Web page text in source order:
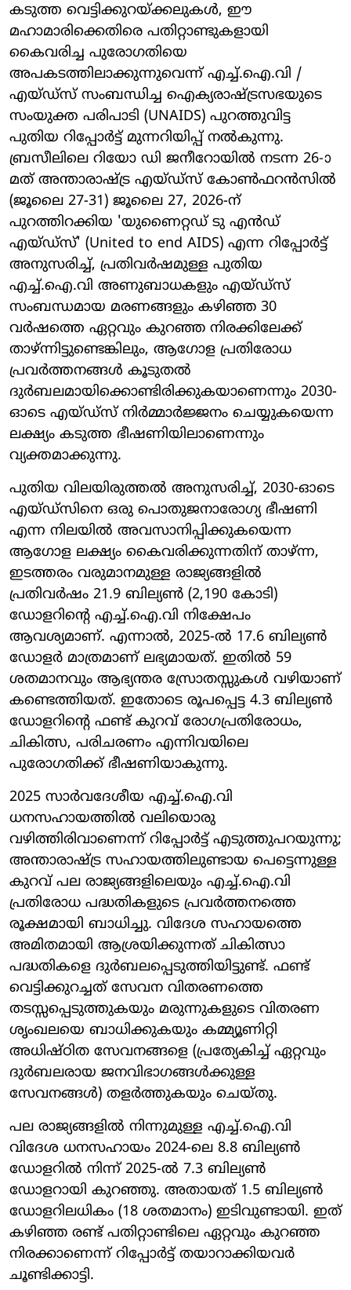
കടുത്ത വെട്ടിക്കുറയ്ക്കലുകൾ, ഈ
മഹാമാരിക്കെതിരെ പതിറ്റാണ്ടുകളായി
കൈവരിച്ച പുരോഗതിയെ
അപകടത്തിലാക്കുന്നുവെന്ന് എച്ച്.ഐ.വി /
എയ്ഡ്സ് സംബന്ധിച്ച ഐക്യരാഷ്ട്രസഭയുടെ
സംയുക്ത പരിപാടി (UNAIDS) പുറത്തുവിട്ട
പുതിയ റിപ്പോർട്ട് മുന്നറിയിപ്പ് നൽകുന്നു.
ബ്രസീലിലെ റിയോ ഡി ജനീറോയിൽ നടന്ന 26-ാ
മത് അന്താരാഷ്ട്ര എയ്ഡ്സ് കോൺഫറൻസിൽ
(ജൂലൈ 27-31) ജൂലൈ 27, 2026-ന്
പുറത്തിറക്കിയ 'യുണൈറ്റഡ് ടു എൻഡ്
എയ്ഡ്സ്' (United to end AIDS) എന്ന റിപ്പോർട്ട്
അനുസരിച്ച്, പ്രതിവർഷമുള്ള പുതിയ
എച്ച്.ഐ.വി അണുബാധകളും എയ്ഡ്സ്
സംബന്ധമായ മരണങ്ങളും കഴിഞ്ഞ 30
വർഷത്തെ ഏറ്റവും കുറഞ്ഞ നിരക്കിലേക്ക്
താഴ്ന്നിട്ടുണ്ടെങ്കിലും, ആഗോള പ്രതിരോധ
പ്രവർത്തനങ്ങൾ കൂടുതൽ
ദുർബലമായിക്കൊണ്ടിരിക്കുകയാണെന്നും 2030-
ഓടെ എയ്ഡ്സ് നിർമ്മാർജ്ജനം ചെയ്യുകയെന്ന
ലക്ഷ്യം കടുത്ത ഭീഷണിയിലാണെന്നും
വ്യക്തമാക്കുന്നു.
പുതിയ വിലയിരുത്തൽ അനുസരിച്ച്, 2030-ഓടെ
എയ്ഡ്സിനെ ഒരു പൊതുജനാരോഗ്യ ഭീഷണി
എന്ന നിലയിൽ അവസാനിപ്പിക്കുകയെന്ന
ആഗോള ലക്ഷ്യം കൈവരിക്കുന്നതിന് താഴ്ന്ന,
ഇടത്തരം വരുമാനമുള്ള രാജ്യങ്ങളിൽ
പ്രതിവർഷം 21.9 ബില്യൺ (2,190 കോടി)
ഡോളറിന്റെ എച്ച്.ഐ.വി നിക്ഷേപം
ആവശ്യമാണ്. എന്നാൽ, 2025-ൽ 17.6 ബില്യൺ
ഡോളർ മാത്രമാണ് ലഭ്യമായത്. ഇതിൽ 59
ശതമാനവും ആഭ്യന്തര സ്രോതസ്സുകൾ വഴിയാണ്
കണ്ടെത്തിയത്. ഇതോടെ രൂപപ്പെട്ട 4.3 ബില്യൺ
ഡോളറിന്റെ ഫണ്ട് കുറവ് രോഗപ്രതിരോധം,
ചികിത്സ, പരിചരണം എന്നിവയിലെ
പുരോഗതിക്ക് ഭീഷണിയാകുന്നു.
2025 സാർവദേശീയ എച്ച്.ഐ.വി
ധനസഹായത്തിൽ വലിയൊരു
വഴിത്തിരിവാണെന്ന് റിപ്പോർട്ട് എടുത്തുപറയുന്നു;
അന്താരാഷ്ട്ര സഹായത്തിലുണ്ടായ പെട്ടെന്നുള്ള
കുറവ് പല രാജ്യങ്ങളിലെയും എച്ച്.ഐ.വി
പ്രതിരോധ പദ്ധതികളുടെ പ്രവർത്തനത്തെ
രൂക്ഷമായി ബാധിച്ചു. വിദേശ സഹായത്തെ
അമിതമായി ആശ്രയിക്കുന്നത് ചികിത്സാ
പദ്ധതികളെ ദുർബലപ്പെടുത്തിയിട്ടുണ്ട്. ഫണ്ട്
വെട്ടിക്കുറച്ചത് സേവന വിതരണത്തെ
തടസ്സപ്പെടുത്തുകയും മരുന്നുകളുടെ വിതരണ
ശൃംഖലയെ ബാധിക്കുകയും കമ്മ്യൂണിറ്റി
അധിഷ്ഠിത സേവനങ്ങളെ (പ്രത്യേകിച്ച് ഏറ്റവും
ദുർബലരായ ജനവിഭാഗങ്ങൾക്കുള്ള
സേവനങ്ങൾ) തളർത്തുകയും ചെയ്തു.
പല രാജ്യങ്ങളിൽ നിന്നുമുള്ള എച്ച്.ഐ.വി
വിദേശ ധനസഹായം 2024-ലെ 8.8 ബില്യൺ
ഡോളറിൽ നിന്ന് 2025-ൽ 7.3 ബില്യൺ
ഡോളറായി കുറഞ്ഞു. അതായത് 1.5 ബില്യൺ
ഡോളറിലധികം (18 ശതമാനം) ഇടിവുണ്ടായി. ഇത്
കഴിഞ്ഞ രണ്ട് പതിറ്റാണ്ടിലെ ഏറ്റവും കുറഞ്ഞ
നിരക്കാണെന്ന് റിപ്പോർട്ട് തയാറാക്കിയവർ
ചൂണ്ടിക്കാട്ടി.